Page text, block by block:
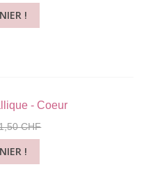
!
- Coeur
CHF
!